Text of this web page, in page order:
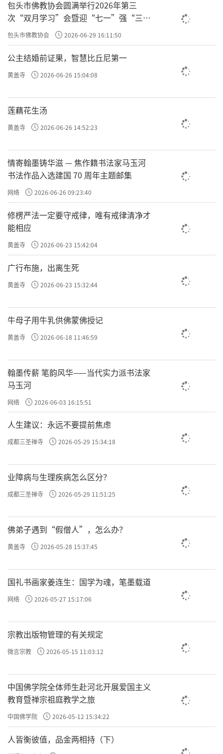
第六届世界佛教论坛由中国佛教协会、中
华宗教文化交流协会主办，浙江组委会承办。
来自72个国家和地区的佛教界代表、专家学者
等约800人出席。论坛期间将举办主论坛、分论
坛、新媒体论坛、电视论坛以及佛教文化主题
展览等活动。
来源：陕西省佛教协会
包头市佛教协会圆满举行2026年第三
次“双月学习”会暨迎“七一”强“三
爱”主题书画笔会
包头市佛教协会 2026-06-29 16:11:50
公主结婚前证果，智慧比丘尼第一
黄盖寺 2026-06-26 15:04:08
莲藕花生汤
黄盖寺 2026-06-26 14:52:23
情寄翰墨铸华滋 — 焦作籍书法家马玉河
书法作品入选建国 70 周年主题邮集
网络 2026-06-26 09:23:40
修楞严法一定要守戒律，唯有戒律清净才
能相应
黄盖寺 2026-06-23 15:42:04
广行布施，出离生死
黄盖寺 2026-06-23 15:32:44
牛母子用牛乳供佛蒙佛授记
黄盖寺 2026-06-18 11:46:59
翰墨传薪 笔韵风华——当代实力派书法家
马玉河
网络 2026-06-03 16:15:51
人生建议：永远不要提前焦虑
成都三圣禅寺 2026-05-29 15:34:18
业障病与生理疾病怎么区分？
成都三圣禅寺 2026-05-29 11:51:25
佛弟子遇到“假僧人”，怎么办？
黄盖寺 2026-05-28 15:37:45
国礼书画家姜连生：国学为魂，笔墨载道
网络 2026-05-27 15:17:06
宗教出版物管理的有关规定
微言宗教 2026-05-15 11:03:12
中国佛学院全体师生赴河北开展爱国主义
教育暨禅宗祖庭教学之旅
中国佛学院 2026-05-12 15:34:22
人皆衡彼值，品金两相持（下）